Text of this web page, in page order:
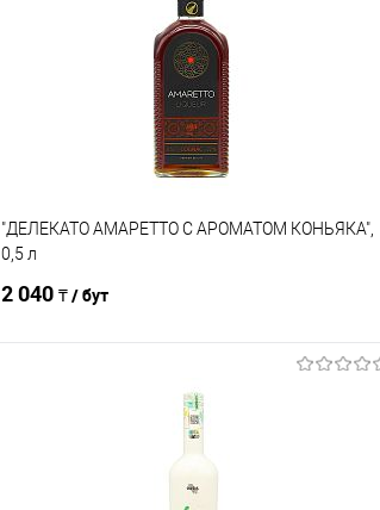
"ДЕЛЕКАТО АМАРЕТТО С АРОМАТОМ КОНЬЯКА",
0,5 л
2 040 ₸ / бут
В корзину